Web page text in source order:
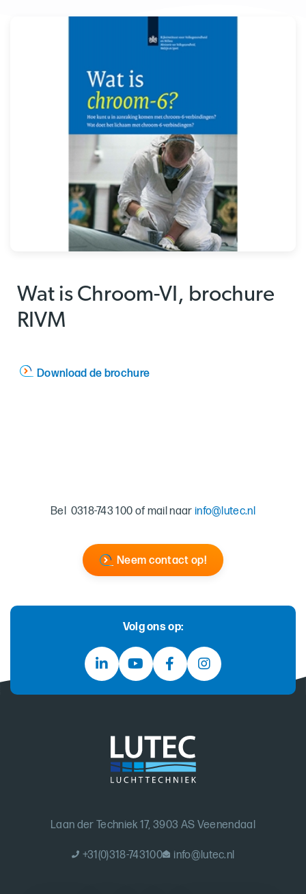
Wat is Chroom-VI, brochure
RIVM
Download de brochure
Bel 0318-743 100 of mail naar info@lutec.nl
Neem contact op!
Volg ons op:
Laan der Techniek 17, 3903 AS Veenendaal
+31(0)318-743100 info@lutec.nl